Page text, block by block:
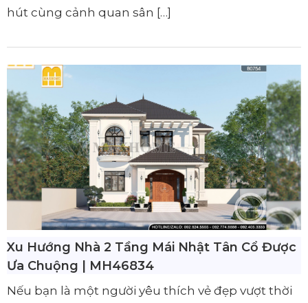
hút cùng cảnh quan sân […]
Xu Hướng Nhà 2 Tầng Mái Nhật Tân Cổ Được
Ưa Chuộng | MH46834
Nếu bạn là một người yêu thích vẻ đẹp vượt thời